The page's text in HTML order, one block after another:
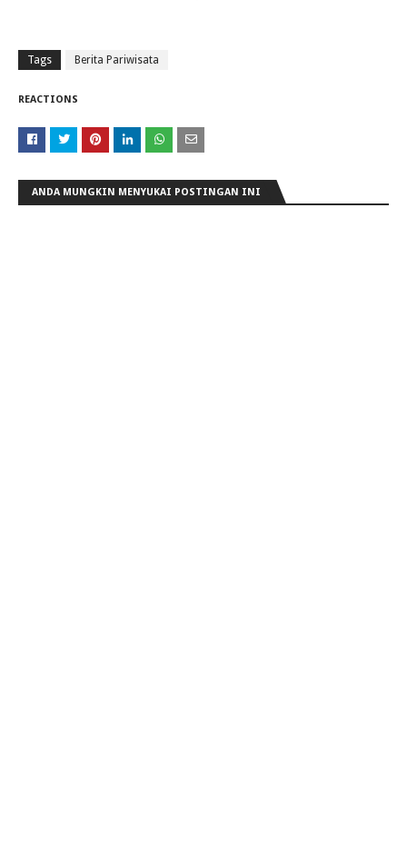
Tags Berita Pariwisata
REACTIONS
ANDA MUNGKIN MENYUKAI POSTINGAN INI